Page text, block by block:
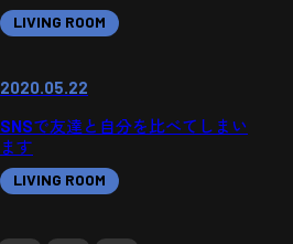
LIVING ROOM
2020.05.22
SNSで友達と自分を比べてしまい
ます
LIVING ROOM